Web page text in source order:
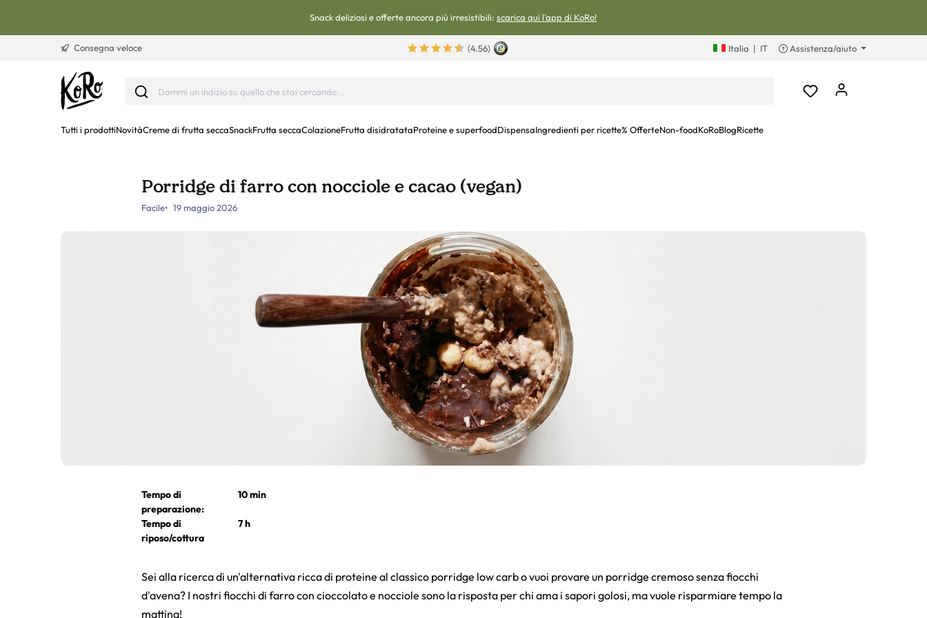
Snack deliziosi e offerte ancora più irresistibili: scarica qui l'app di KoRo!
Consegna veloce (4.56) Italia | IT Assistenza/aiuto
Tutti i prodottiNovitàCreme di frutta seccaSnackFrutta seccaColazioneFrutta disidratataProteine e superfoodDispensaIngredienti per ricette% OfferteNon-foodKoRoBlogRicette
Porridge di farro con nocciole e cacao (vegan)
Facile 19 maggio 2026
Tempo di
preparazione:
10 min
Tempo di
riposo/cottura
7 h
Sei alla ricerca di un'alternativa ricca di proteine al classico porridge low carb o vuoi provare un porridge cremoso senza fiocchi
d'avena? I nostri fiocchi di farro con cioccolato e nocciole sono la risposta per chi ama i sapori golosi, ma vuole risparmiare tempo la
mattina!